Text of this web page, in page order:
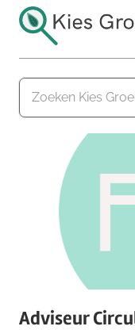
naar
inhoudKies
Groener
Adviseur